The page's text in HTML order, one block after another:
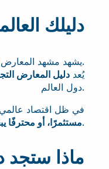
دليلك
يشهد مشهد المعارضمرحلة محورية في عالم الأعمال الدولية، والابتكار، وبناء الشبكات المهنية.
يُعد دليل المعارض
دول العالم.
في ظل اقتصاد عالمي
مستثمرًا، أو، فقد صُمم هذا الدليل لمساعدتك على اختيار الفعاليات المناسبة، في الدول المناسبة، وفي الوقت المناسب.
ماذا ستجد